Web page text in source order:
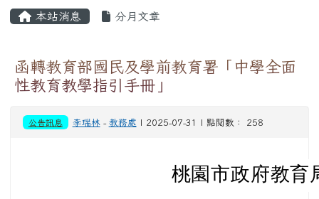
本站消息 分月文章
函轉教育部國民及學前教育署「中學全面
性教育教學指引手冊」
公告訊息 李瑞林- 教務處 | 2025-07-31 | 點閱數： 258
桃園市政府教育